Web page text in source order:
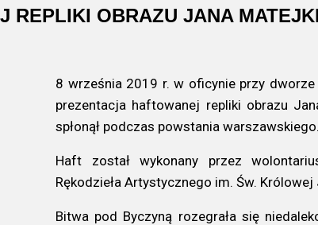
REPLIKI OBRAZU JANA
8 września 2019 r. w oficynie przy
prezentacja haftowanej repliki obrazu
spłonął podczas powstania warszawskiego.
Haft został wykonany przez
Rękodzieła Artystycznego im. Św.
Bitwa pod Byczyną rozegrała się